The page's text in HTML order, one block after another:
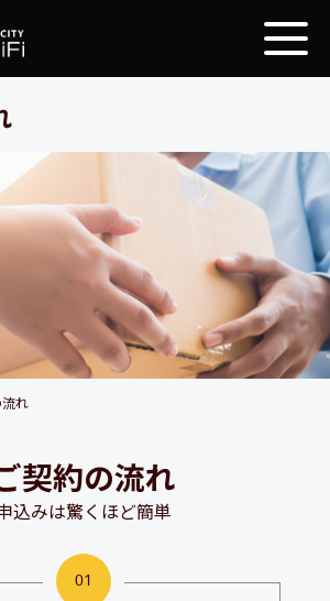
れ
契約の流れ
込みは驚くほど簡単